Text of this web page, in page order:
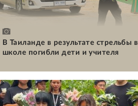
В Таиланде в результате стрельбы в
школе погибли дети и учителя